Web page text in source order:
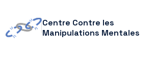
Centre Contre les
Manipulations Mentales